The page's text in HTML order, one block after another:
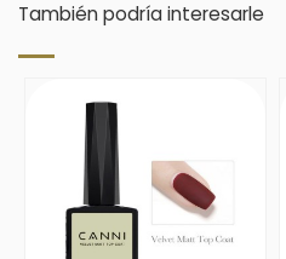
También podría interesarle